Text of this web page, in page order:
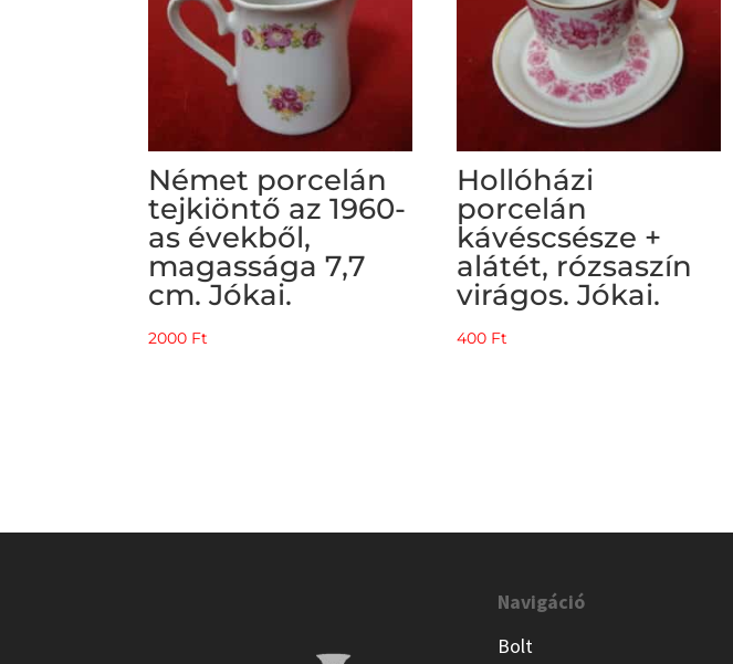
Német porcelán
tejkiöntő az 1960-
as évekből,
magassága 7,7
cm. Jókai.
2000 Ft
Hollóházi
porcelán
kávéscsésze +
alátét, rózsaszín
virágos. Jókai.
400 Ft
Navigáció
Bolt